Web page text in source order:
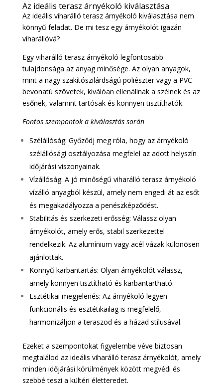
Az ideális terasz árnyékoló kiválasztása
Az ideális viharálló terasz árnyékoló kiválasztása nem
könnyű feladat. De mi tesz egy árnyékolót igazán
viharállóvá?
Egy viharálló terasz árnyékoló legfontosabb
tulajdonsága az anyag minősége. Az olyan anyagok,
mint a nagy szakítószilárdságú poliészter vagy a PVC
bevonatú szövetek, kiválóan ellenállnak a szélnek és az
esőnek, valamint tartósak és könnyen tisztíthatók.
Fontos szempontok a kiválasztás során
Szélállóság: Győződj meg róla, hogy az árnyékoló
szélállósági osztályozása megfelel az adott helyszín
időjárási viszonyainak.
Vízállóság: A jó minőségű viharálló terasz árnyékoló
vízálló anyagból készül, amely nem engedi át az esőt
és megakadályozza a penészképződést.
Stabilitás és szerkezeti erősség: Válassz olyan
árnyékolót, amely erős, stabil szerkezettel
rendelkezik. Az alumínium vagy acél vázak különösen
ajánlottak.
Könnyű karbantartás: Olyan árnyékolót válassz,
amely könnyen tisztítható és karbantartható.
Esztétikai megjelenés: Az árnyékoló legyen
funkcionális és esztétikailag is megfelelő,
harmonizáljon a teraszod és a házad stílusával.
Ezeket a szempontokat figyelembe véve biztosan
megtalálod az ideális viharálló terasz árnyékolót, amely
minden időjárási körülmények között megvédi és
szebbé teszi a kültéri életteredet.